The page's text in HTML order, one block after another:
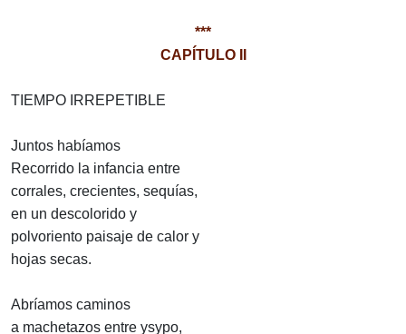
***
CAPÍTULO II
TIEMPO IRREPETIBLE
Juntos habíamos
Recorrido la infancia entre
corrales, crecientes, sequías,
en un descolorido y
polvoriento paisaje de calor y
hojas secas.
Abríamos caminos
a machetazos entre ysypo,